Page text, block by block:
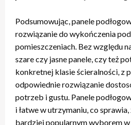
Podsumowując, panele
rozwiązanie do wykończenia
pomieszczeniach. Bez względu
szare czy jasne panele, czy też
konkretnej klasie ścieralności, z
odpowiednie rozwiązanie
potrzeb i gustu. Panele
i łatwe w utrzymaniu, co sprawia,
bardziej popularnym wyborem w